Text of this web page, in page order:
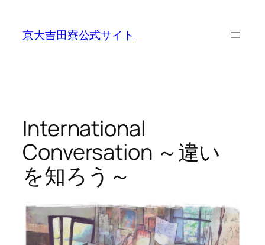
京大吉田寮公式サイト
International
Conversation ～違い
を知ろう～